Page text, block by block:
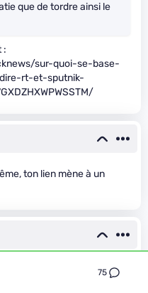
75
que de tordre ainsi le
:
sur-quoi-se-base-
rt-et-sputnik-
ton lien mène à un